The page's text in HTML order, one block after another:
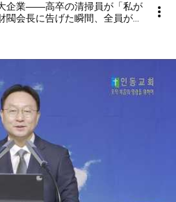
企業――高卒の清掃員が「私が
閥会長に告げた瞬間、全員が嘲
その場は静まり返った。#動
#家族の物語